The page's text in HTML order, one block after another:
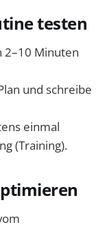
testen
2–10 Minuten
und schreibe
einmal
(Training).